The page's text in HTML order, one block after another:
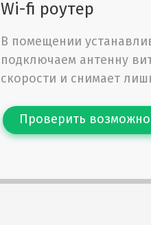
Wi-fi роутер
В помещении
подключаем антенну
скорости и снимает
Проверить